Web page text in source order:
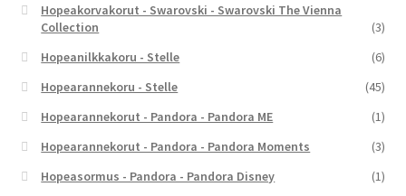
Hopeakorvakorut - Swarovski - Swarovski The Vienna
Collection
(3)
Hopeanilkkakoru - Stelle
(6)
Hopearannekoru - Stelle
(45)
Hopearannekorut - Pandora - Pandora ME
(1)
Hopearannekorut - Pandora - Pandora Moments
(3)
Hopeasormus - Pandora - Pandora Disney
(1)